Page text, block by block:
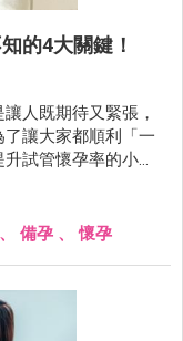
的4大關鍵！
人既期待又緊張，
讓大家都順利「一
試管懷孕率的小秘
、 備孕 、懷孕